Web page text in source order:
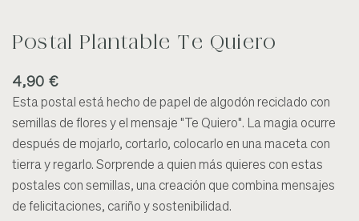
Postal Plantable Te Quiero
4,90 €
Esta postal está hecho de papel de algodón reciclado con
semillas de flores y el mensaje "Te Quiero". La magia ocurre
después de mojarlo, cortarlo, colocarlo en una maceta con
tierra y regarlo. Sorprende a quien más quieres con estas
postales con semillas, una creación que combina mensajes
de felicitaciones, cariño y sostenibilidad.